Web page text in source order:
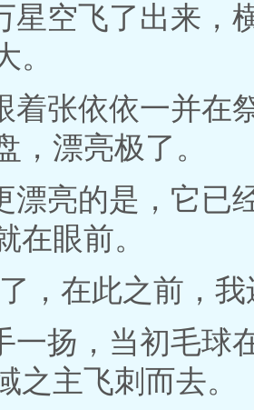
星空飞了出来，
。
着张依依一并在
，漂亮极了。
漂亮的是，它已
在眼前。
，在此之前，
一扬，当初毛球
之主飞刺而去。